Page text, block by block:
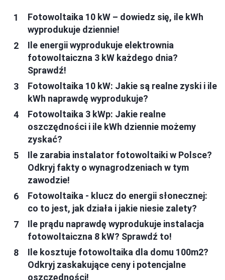
Fotowoltaika 10 kW – dowiedz się, ile kWh
wyprodukuje dziennie!
Ile energii wyprodukuje elektrownia
fotowoltaiczna 3 kW każdego dnia?
Sprawdź!
Fotowoltaika 10 kW: Jakie są realne zyski i ile
kWh naprawdę wyprodukuje?
Fotowoltaika 3 kWp: Jakie realne
oszczędności i ile kWh dziennie możemy
zyskać?
Ile zarabia instalator fotowoltaiki w Polsce?
Odkryj fakty o wynagrodzeniach w tym
zawodzie!
Fotowoltaika - klucz do energii słonecznej:
co to jest, jak działa i jakie niesie zalety?
Ile prądu naprawdę wyprodukuje instalacja
fotowoltaiczna 8 kW? Sprawdź to!
Ile kosztuje fotowoltaika dla domu 100m2?
Odkryj zaskakujące ceny i potencjalne
oszczędności!